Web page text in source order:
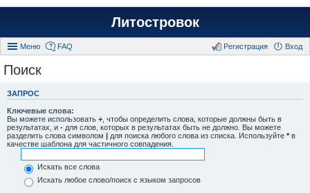
Литостровок
Меню FAQ Вход
Регистрация
Поиск
ЗАПРОС
Ключевые слова:
Вы можете использовать + , чтобы определить слова, которые должны быть в
результатах, и - для слов, которых в результатах быть не должно. Вы можете
разделить слова символом | для поиска любого слова из списка. Используйте * в
качестве шаблона для частичного совпадения.
Искать все слова
Искать любое слово/поиск с языком запросов